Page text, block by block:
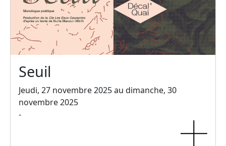
Seuil
Jeudi, 27 novembre 2025 au dimanche, 30
novembre 2025
-